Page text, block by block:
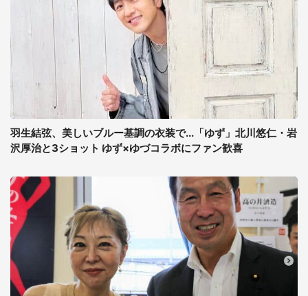
羽生結弦、美しいブルー基調の衣装で...「ゆず」北川悠仁・岩
沢厚治と3ショット ゆず×ゆづコラボにファン歓喜